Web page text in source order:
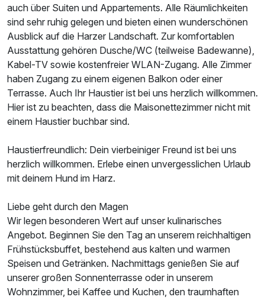
auch über Suiten und Appartements. Alle Räumlichkeiten
sind sehr ruhig gelegen und bieten einen wunderschönen
Ausblick auf die Harzer Landschaft. Zur komfortablen
Ausstattung gehören Dusche/WC (teilweise Badewanne),
Kabel-TV sowie kostenfreier WLAN-Zugang. Alle Zimmer
haben Zugang zu einem eigenen Balkon oder einer
Terrasse. Auch Ihr Haustier ist bei uns herzlich willkommen.
Hier ist zu beachten, dass die Maisonettezimmer nicht mit
einem Haustier buchbar sind.
Haustierfreundlich: Dein vierbeiniger Freund ist bei uns
herzlich willkommen. Erlebe einen unvergesslichen Urlaub
mit deinem Hund im Harz.
Liebe geht durch den Magen
Wir legen besonderen Wert auf unser kulinarisches
Angebot. Beginnen Sie den Tag an unserem reichhaltigen
Frühstücksbuffet, bestehend aus kalten und warmen
Speisen und Getränken. Nachmittags genießen Sie auf
unserer großen Sonnenterrasse oder in unserem
Wohnzimmer, bei Kaffee und Kuchen, den traumhaften